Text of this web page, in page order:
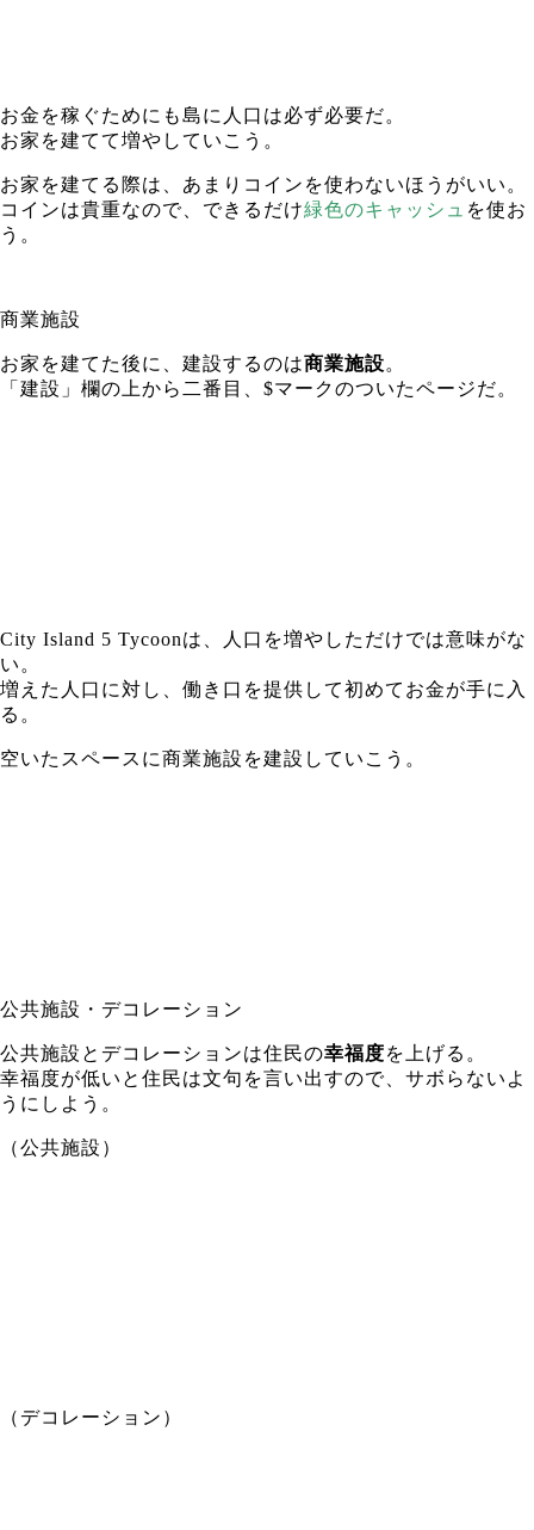
お金を稼ぐためにも島に人口は必ず必要だ。
お家を建てて増やしていこう。
お家を建てる際は、あまりコインを使わないほうがいい。
コインは貴重なので、できるだけ緑色のキャッシュ を使お
う。
商業施設
お家を建てた後に、建設するのは商業施設。
「建設」欄の上から二番目、$マークのついたページだ。
City Island 5 Tycoonは、人口を増やしただけでは意味がな
い。
増えた人口に対し、働き口を提供して初めてお金が手に入
る。
空いたスペースに商業施設を建設していこう。
公共施設・デコレーション
公共施設とデコレーションは住民の幸福度を上げる。
幸福度が低いと住民は文句を言い出すので、サボらないよ
うにしよう。
（公共施設）
（デコレーション）